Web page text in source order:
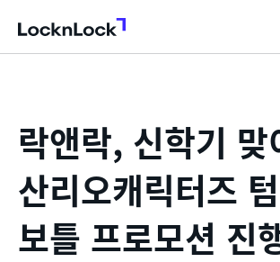
LocknLock
락앤락, 신학기 맞
산리오캐릭터즈
보틀 프로모션 진